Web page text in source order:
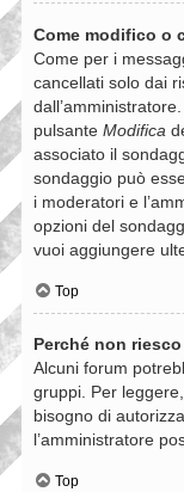
Come modifico o
Come per i
cancellati solo dai
pulsante Modifica
associato il
sondaggio può
i moderatori e
opzioni del
vuoi aggiungere
Top
Perché non
Alcuni forum
gruppi. Per
bisogno di
l’amministratore
Top